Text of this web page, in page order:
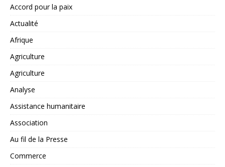
Accord pour la paix
Actualité
Afrique
Agriculture
Agriculture
Analyse
Assistance humanitaire
Association
Au fil de la Presse
Commerce